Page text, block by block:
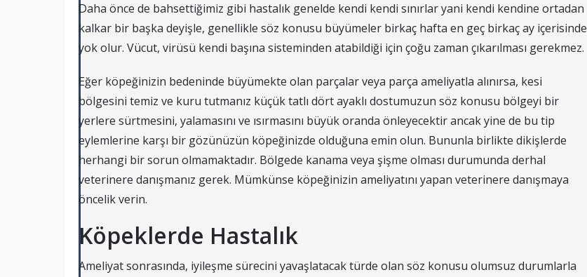
Daha önce de bahsettiğimiz gibi hastalık genelde kendi kendi sınırlar yani kendi kendine ortadan
kalkar bir başka deyişle, genellikle söz konusu büyümeler birkaç hafta en geç birkaç ay içerisinde
yok olur. Vücut, virüsü kendi başına sisteminden atabildiği için çoğu zaman çıkarılması gerekmez.
Eğer köpeğinizin bedeninde büyümekte olan parçalar veya parça ameliyatla alınırsa, kesi
bölgesini temiz ve kuru tutmanız küçük tatlı dört ayaklı dostumuzun söz konusu bölgeyi bir
yerlere sürtmesini, yalamasını ve ısırmasını büyük oranda önleyecektir ancak yine de bu tip
eylemlerine karşı bir gözünüzün köpeğinizde olduğuna emin olun. Bununla birlikte dikişlerde
herhangi bir sorun olmamaktadır. Bölgede kanama veya şişme olması durumunda derhal
veterinere danışmanız gerek. Mümkünse köpeğinizin ameliyatını yapan veterinere danışmaya
öncelik verin.
Köpeklerde Hastalık
Ameliyat sonrasında, iyileşme sürecini yavaşlatacak türde olan söz konusu olumsuz durumlarla